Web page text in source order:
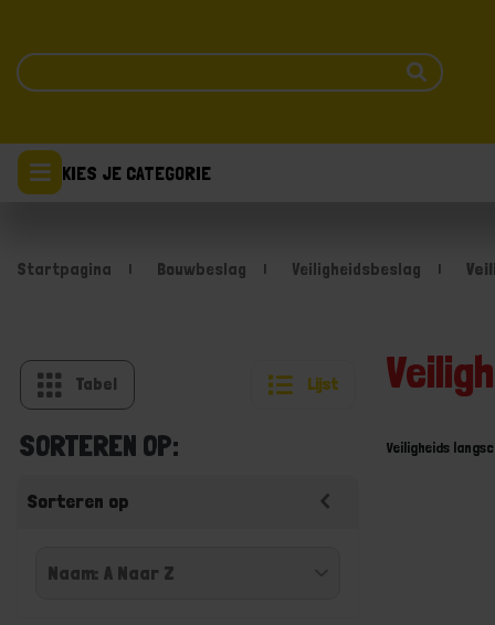
KIES JE CATEGORIE
Startpagina Bouwbeslag Veiligheidsbeslag
Tabel Lijst
SORTEREN OP:
Sorteren op
Veiligheids